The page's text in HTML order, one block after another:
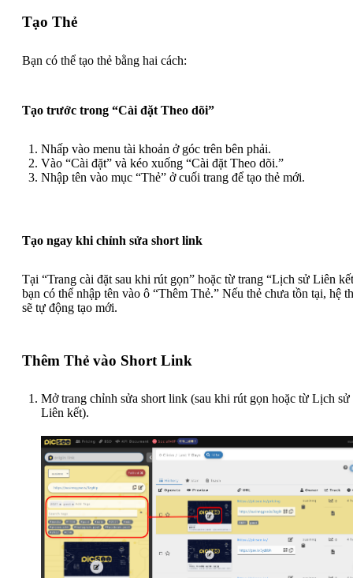
Tạo Thẻ
Bạn có thể tạo thẻ bằng hai cách:
Tạo trước trong “Cài đặt Theo dõi”
Nhấp vào menu tài khoản ở góc trên bên phải.
Vào “Cài đặt” và kéo xuống “Cài đặt Theo dõi.”
Nhập tên vào mục “Thẻ” ở cuối trang để tạo thẻ mới.
Tạo ngay khi chỉnh sửa short link
Tại “Trang cài đặt sau khi rút gọn” hoặc từ trang “Lịch sử Liên
bạn có thể nhập tên vào ô “Thêm Thẻ.” Nếu thẻ chưa tồn tại, hệ
sẽ tự động tạo mới.
Thêm Thẻ vào Short Link
Mở trang chỉnh sửa short link (sau khi rút gọn hoặc từ Lịch sử
Liên kết).